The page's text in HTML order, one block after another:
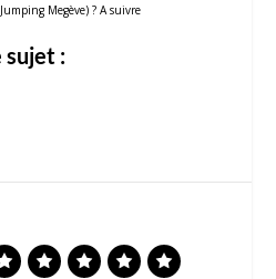
Megève) ? A suivre
sujet :